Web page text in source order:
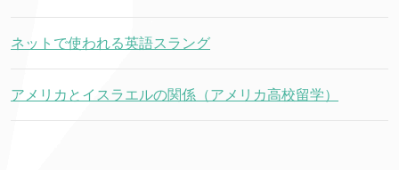
ネットで使われる英語スラング
アメリカとイスラエルの関係（アメリカ高校留学）